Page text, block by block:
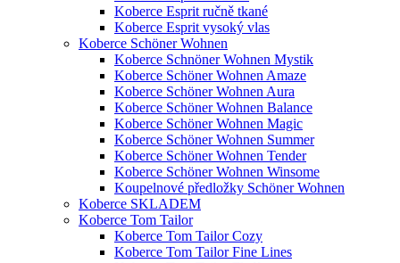
Koberce Esprit ručně tkané
Koberce Esprit vysoký vlas
Koberce Schöner Wohnen
Koberce Schnöner Wohnen Mystik
Koberce Schöner Wohnen Amaze
Koberce Schöner Wohnen Aura
Koberce Schöner Wohnen Balance
Koberce Schöner Wohnen Magic
Koberce Schöner Wohnen Summer
Koberce Schöner Wohnen Tender
Koberce Schöner Wohnen Winsome
Koupelnové předložky Schöner Wohnen
Koberce SKLADEM
Koberce Tom Tailor
Koberce Tom Tailor Cozy
Koberce Tom Tailor Fine Lines